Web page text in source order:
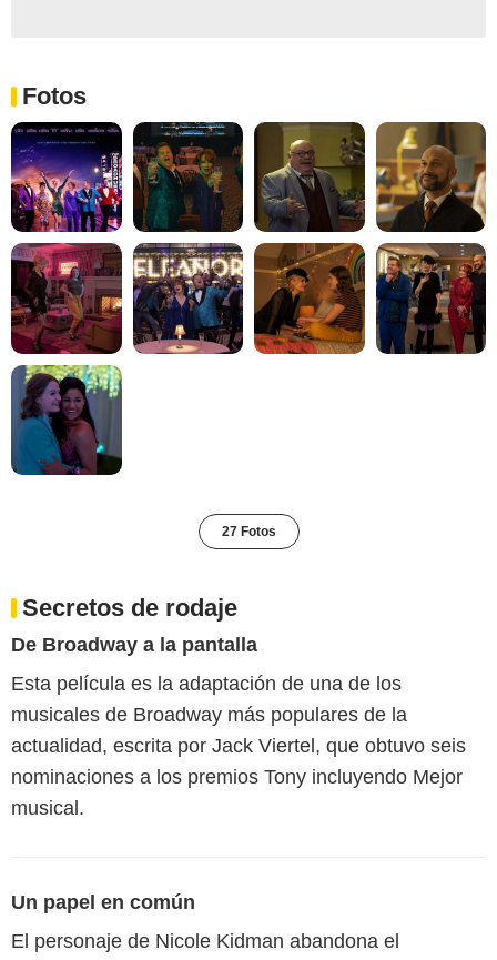
Fotos
27 Fotos
Secretos de rodaje
De Broadway a la pantalla
Esta película es la adaptación de una de los
musicales de Broadway más populares de la
actualidad, escrita por Jack Viertel, que obtuvo seis
nominaciones a los premios Tony incluyendo Mejor
musical.
Un papel en común
El personaje de Nicole Kidman abandona el